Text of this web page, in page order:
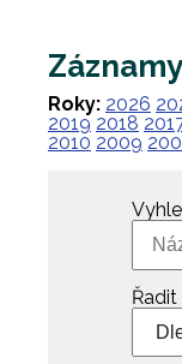
Roky: 2026
2019 2018
2010 2009